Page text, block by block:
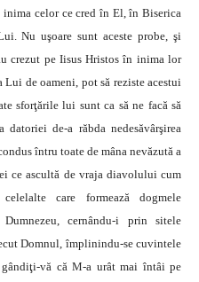
inima celor ce cred în El, în Biserica
Nu uşoare sunt aceste probe, şi
crezut pe Iisus Hristos în inima lor
de oameni, pot să reziste acestui
sforţările lui sunt ca să ne facă să
de-a răbda nedesăvârşirea
întru toate de mâna nevăzută a
ce ascultă de vraja diavolului cum
care formează dogmele
cernându-i prin sitele
Domnul, împlinindu-se cuvintele
vă că M-a urât mai întâi pe